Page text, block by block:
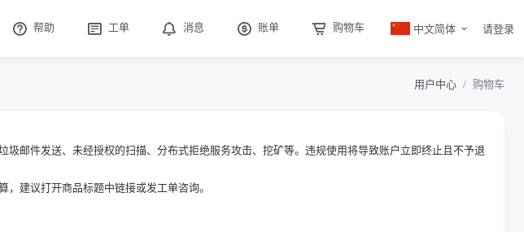
帮助 工单 消息 账单 购物车 中文简体 请登录
用户中心 购物车
圾邮件发送、未经授权的扫描、分布式拒绝服务攻击、挖矿等。违规使用将导致账户立即终止且不予退
建议打开商品标题中链接或发工单咨询。